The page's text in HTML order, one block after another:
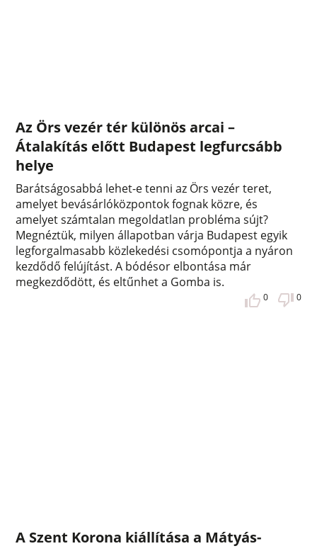
Az Örs vezér tér különös arcai –
Átalakítás előtt Budapest legfurcsább
helye
Barátságosabbá lehet-e tenni az Örs vezér teret,
amelyet bevásárlóközpontok fognak közre, és
amelyet számtalan megoldatlan probléma sújt?
Megnéztük, milyen állapotban várja Budapest egyik
legforgalmasabb közlekedési csomópontja a nyáron
kezdődő felújítást. A bódésor elbontása már
megkezdődött, és eltűnhet a Gomba is.
0 0
A Szent Korona kiállítása a Mátyás-